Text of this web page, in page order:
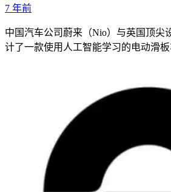
7 年前
中国汽车公司蔚来（Nio）与英国顶尖
计了一款使用人工智能学习的电动滑板